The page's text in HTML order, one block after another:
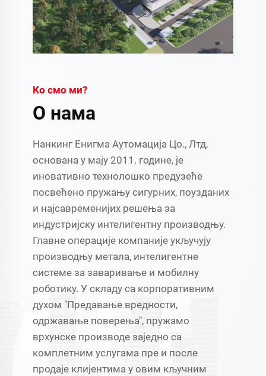
Ко смо ми?
О нама
Нанкинг Енигма Аутомација Цо., Лтд,
основана у мају 2011. године, је
иновативно технолошко предузеће
посвећено пружању сигурних, поузданих
и најсавременијих решења за
индустријску интелигентну производњу.
Главне операције компаније укључују
производњу метала, интелигентне
системе за заваривање и мобилну
роботику. У складу са корпоративним
духом "Предавање вредности,
одржавање поверења", пружамо
врхунске производе заједно са
комплетним услугама пре и после
продаје клијентима у овим кључним